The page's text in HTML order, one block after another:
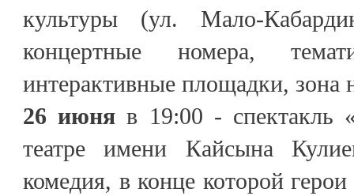
культуры (ул. Мало-
концертные номера,
интерактивные площадки, зона
26 июня в 19:00 - спектакль
театре имени Кайсына
комедия, в конце которой